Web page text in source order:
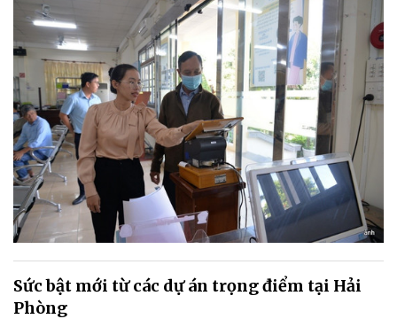
Sức bật mới từ các dự án trọng điểm tại Hải
Phòng